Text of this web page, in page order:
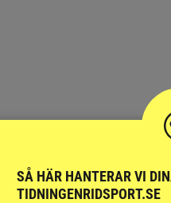
SÅ HÄR HANTERAR VI
TIDNINGENRIDSPORT.SE